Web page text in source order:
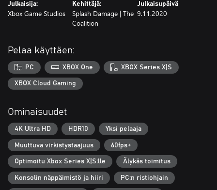
- Muokattavat joukkueet ja varusteet: Valmista joukkosi
kohtaamaan kovia vihollisia, päivitä heidän taitojaan ja varusta
heidät haastavissa tehtävissä kerätyillä saaliilla.
- Aggressiivinen peli: Komenna joukkojasi kiivaissa ja
vuoropohjaisissa taisteluissa, edisty ja selviydy intensiivisistä ja
armottomista kohtaamisista pysäyttämätöntä vihollisparvea
vastaan.
- Massiiviset pomotaistelut: Kukista tornimaisia pomoja, jotka
- Uutta sisältöä: Jack liittyy taisteluun 20 taidolla, joilla taistella
uusia, voimakkaita vihollisia vastaan. Paranna aseitasi ja
panssariasi Supreme-varusteilla.
- Xbox Series X:lle optimoitu: Gears Tactics sisältää Smart
Deliveryn ja sitä voi pelata 4K Ultra HD -resoluutiolla 60 FPS:n
kuvataajuudella.
Julkaisija:
Xbox Game Studios
Kehittäjä:
Splash Damage | The
Coalition
Julkaisupäivä
9.11.2020
Pelaa käyttäen:
PC XBOX One XBOX Series X|S
XBOX Cloud Gaming
Ominaisuudet
4K Ultra HD HDR10 Yksi pelaaja
Muuttuva virkistystaajuus 60fps+
Optimoitu Xbox Series X|S:lle Älykäs toimitus
Konsolin näppäimistö ja hiiri PC:n ristiohjain